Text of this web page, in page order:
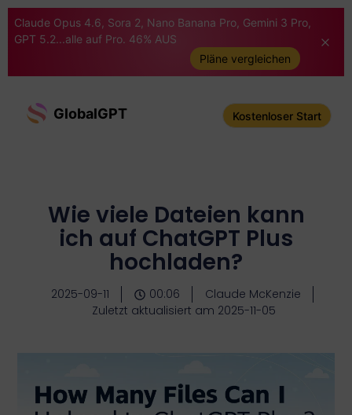
Claude Opus 4.6, Sora 2, Nano Banana Pro, Gemini 3 Pro,
GPT 5.2...alle auf Pro. 46% AUS
Pläne vergleichen
GlobalGPT Kostenloser Start
Wie viele Dateien kann
ich auf ChatGPT Plus
hochladen?
2025-09-11 00:06
Claude McKenzie
Zuletzt aktualisiert am 2025-11-05